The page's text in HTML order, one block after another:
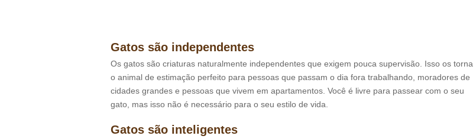
Gatos são independentes
Os gatos são criaturas naturalmente independentes que exigem pouca supervisão. Isso os torna
o animal de estimação perfeito para pessoas que passam o dia fora trabalhando, moradores de
cidades grandes e pessoas que vivem em apartamentos. Você é livre para passear com o seu
gato, mas isso não é necessário para o seu estilo de vida.
Gatos são inteligentes